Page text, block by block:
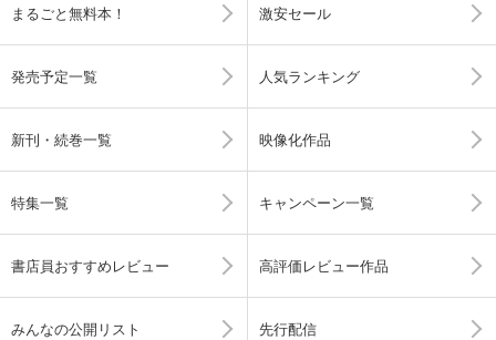
まるごと無料本！ 激安セール
発売予定一覧 人気ランキング
新刊・続巻一覧 映像化作品
特集一覧 キャンペーン一覧
書店員おすすめレビュー 高評価レビュー作品
みんなの公開リスト 先行配信